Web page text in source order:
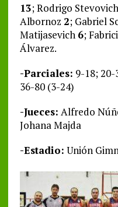
13; Rodrigo Stevovich
Albornoz 2; Gabriel
Matijasevich 6;
Álvarez.
-Parciales: 9-18;
36-80 (3-24)
-Jueces: Alfredo
Johana Majda
-Estadio: Unión